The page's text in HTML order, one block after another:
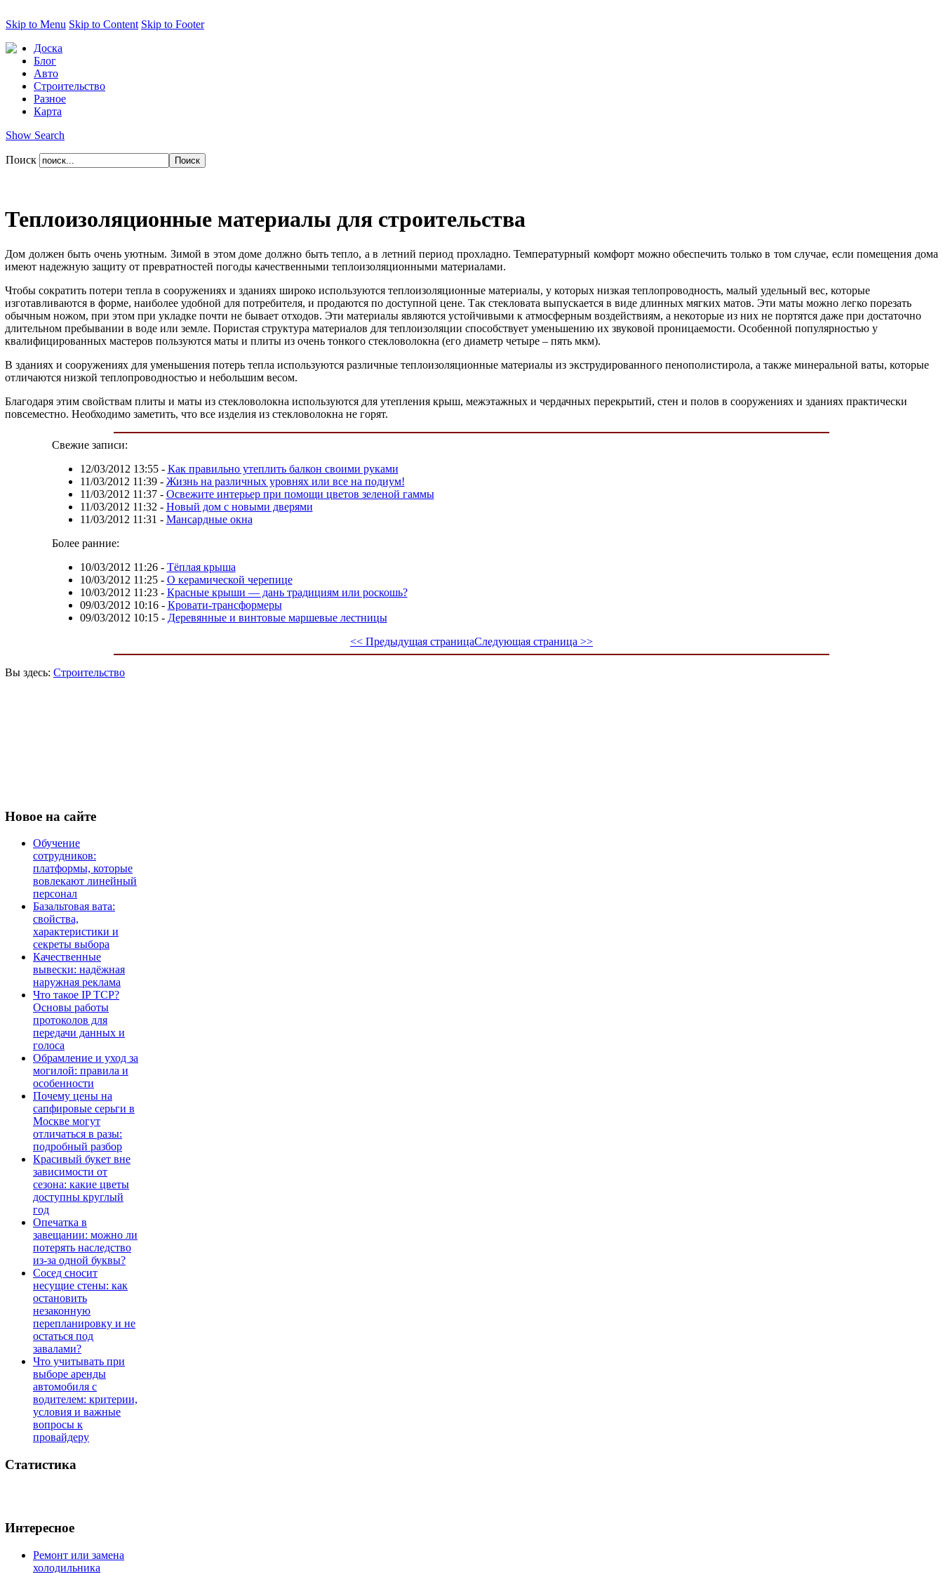
Skip to Menu Skip to Content Skip to Footer
Доска
Блог
Авто
Строительство
Разное
Карта
Show Search
Поиск
Теплоизоляционные материалы для строительства
Дом должен быть очень уютным. Зимой в этом доме должно быть тепло, а в летний период прохладно. Температурный комфорт можно обеспечить только в том случае, если помещения дома
имеют надежную защиту от превратностей погоды качественными теплоизоляционными материалами.
Чтобы сократить потери тепла в сооружениях и зданиях широко используются теплоизоляционные материалы, у которых низкая теплопроводность, малый удельный вес, которые
изготавливаются в форме, наиболее удобной для потребителя, и продаются по доступной цене. Так стекловата выпускается в виде длинных мягких матов. Эти маты можно легко порезать
обычным ножом, при этом при укладке почти не бывает отходов. Эти материалы являются устойчивыми к атмосферным воздействиям, а некоторые из них не портятся даже при достаточно
длительном пребывании в воде или земле. Пористая структура материалов для теплоизоляции способствует уменьшению их звуковой проницаемости. Особенной популярностью у
квалифицированных мастеров пользуются маты и плиты из очень тонкого стекловолокна (его диаметр четыре – пять мкм).
В зданиях и сооружениях для уменьшения потерь тепла используются различные теплоизоляционные материалы из экструдированного пенополистирола, а также минеральной ваты, которые
отличаются низкой теплопроводностью и небольшим весом.
Благодаря этим свойствам плиты и маты из стекловолокна используются для утепления крыш, межэтажных и чердачных перекрытий, стен и полов в сооружениях и зданиях практически
повсеместно. Необходимо заметить, что все изделия из стекловолокна не горят.
Свежие записи:
12/03/2012 13:55- Как правильно утеплить балкон своими руками
11/03/2012 11:39- Жизнь на различных уровнях или все на подиум!
11/03/2012 11:37- Освежите интерьер при помощи цветов зеленой гаммы
11/03/2012 11:32 - Новый дом с новыми дверями
11/03/2012 11:31 - Мансардные окна
Более ранние:
10/03/2012 11:26- Тёплая крыша
10/03/2012 11:25- О керамической черепице
10/03/2012 11:23- Красные крыши — дань традициям или роскошь?
09/03/2012 10:16- Кровати-трансформеры
09/03/2012 10:15- Деревянные и винтовые маршевые лестницы
<< Предыдущая страницаСледующая страница >>
Вы здесь: Строительство
Новое на сайте
Обучение
сотрудников:
платформы, которые
вовлекают линейный
персонал
Базальтовая вата:
свойства,
характеристики и
секреты выбора
Качественные
вывески: надёжная
наружная реклама
Что такое IP TCP?
Основы работы
протоколов для
передачи данных и
голоса
Обрамление и уход за
могилой: правила и
особенности
Почему цены на
сапфировые серьги в
Москве могут
отличаться в разы:
подробный разбор
Красивый букет вне
зависимости от
сезона: какие цветы
доступны круглый
год
Опечатка в
завещании: можно ли
потерять наследство
из-за одной буквы?
Сосед сносит
несущие стены: как
остановить
незаконную
перепланировку и не
остаться под
завалами?
Что учитывать при
выборе аренды
автомобиля с
водителем: критерии,
условия и важные
вопросы к
провайдеру
Статистика
Интересное
Ремонт или замена
холодильника